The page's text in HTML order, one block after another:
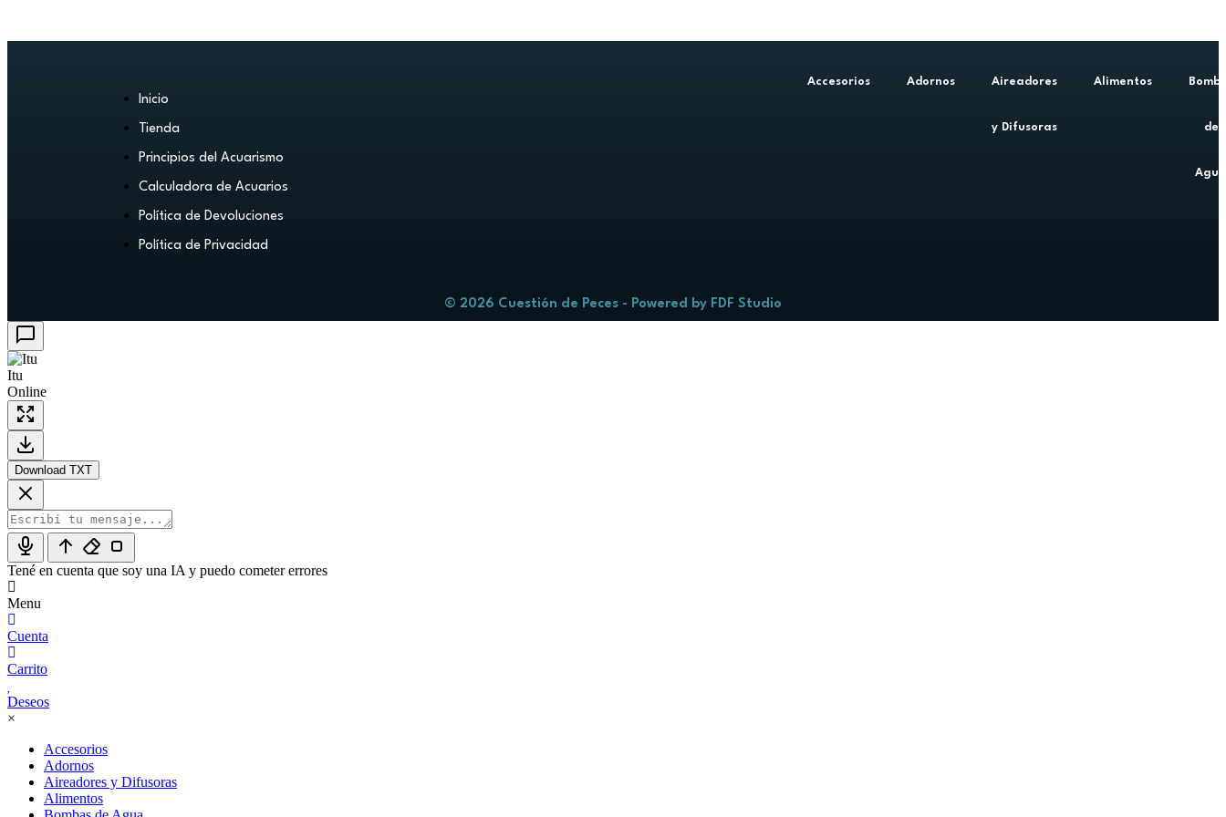
Inicio
Tienda
Principios del Acuarismo
Calculadora de Acuarios
Política de Devoluciones
Política de Privacidad
Accesorios Adornos Aireadores
y Difusoras
Alimentos
de
© 2026 Cuestión de Peces - Powered by FDF Studio
Itu
Online
Download TXT
Tené en cuenta que soy una IA y puedo cometer errores
Menu
Cuenta
Carrito
Deseos
×
Accesorios
Adornos
Aireadores y Difusoras
Alimentos